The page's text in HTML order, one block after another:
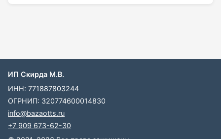
ИП Скирда М.В.
ИНН: 771887803244
ОГРНИП: 320774600014830
info@bazaotts.ru
+7 909 673-62-30